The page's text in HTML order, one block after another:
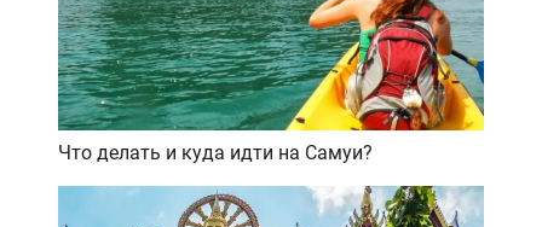
Что делать и куда идти на Самуи?